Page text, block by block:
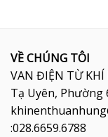
VỀ CHÚNG TÔI
VAN ĐIỆN TỪ
Tạ Uyên, Phường
:028.6659.6788